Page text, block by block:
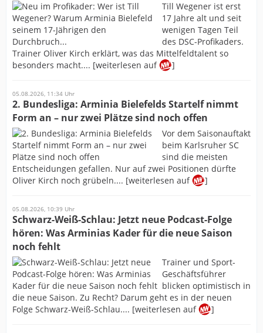
Till Wegener ist erst
17 Jahre alt und seit
wenigen Tagen Teil
des DSC-Profikaders.
Trainer Oliver Kirch erklärt, was das Mittelfeldtalent so
besonders macht.... [weiterlesen auf
]
05.08.2026, 11:34 Uhr
2. Bundesliga: Arminia Bielefelds Startelf nimmt
Form an – nur zwei Plätze sind noch offen
Vor dem Saisonauftakt
beim Karlsruher SC
sind die meisten
Entscheidungen gefallen. Nur auf zwei Positionen dürfte
Oliver Kirch noch grübeln.... [weiterlesen auf
]
05.08.2026, 10:39 Uhr
Schwarz-Weiß-Schlau: Jetzt neue Podcast-Folge
hören: Was Arminias Kader für die neue Saison
noch fehlt
Trainer und Sport-
Geschäftsführer
blicken optimistisch in
die neue Saison. Zu Recht? Darum geht es in der neuen
Folge Schwarz-Weiß-Schlau.... [weiterlesen auf
]